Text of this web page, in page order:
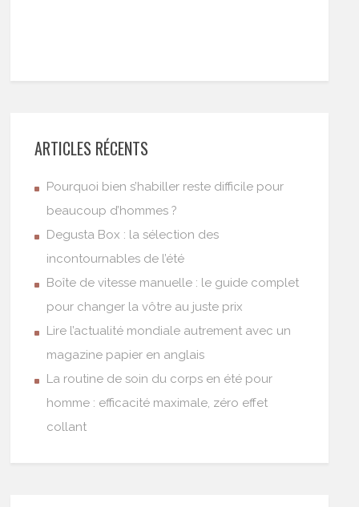
ARTICLES RÉCENTS
Pourquoi bien s’habiller reste difficile pour
beaucoup d’hommes ?
Degusta Box : la sélection des
incontournables de l’été
Boîte de vitesse manuelle : le guide complet
pour changer la vôtre au juste prix
Lire l’actualité mondiale autrement avec un
magazine papier en anglais
La routine de soin du corps en été pour
homme : efficacité maximale, zéro effet
collant